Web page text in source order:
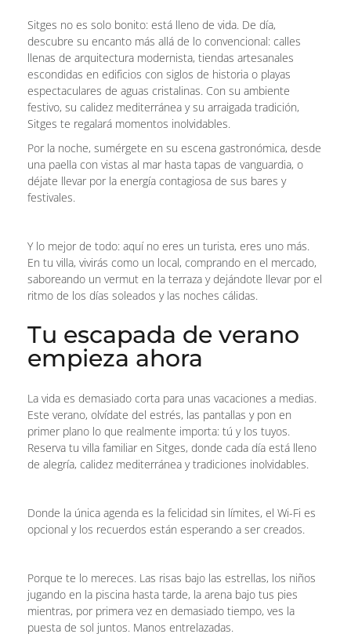
Sitges no es solo bonito: está lleno de vida. De día,
descubre su encanto más allá de lo convencional: calles
llenas de arquitectura modernista, tiendas artesanales
escondidas en edificios con siglos de historia o playas
espectaculares de aguas cristalinas. Con su ambiente
festivo, su calidez mediterránea y su arraigada tradición,
Sitges te regalará momentos inolvidables.
Por la noche, sumérgete en su escena gastronómica, desde
una paella con vistas al mar hasta tapas de vanguardia, o
déjate llevar por la energía contagiosa de sus bares y
festivales.
Y lo mejor de todo: aquí no eres un turista, eres uno más.
En tu villa, vivirás como un local, comprando en el mercado,
saboreando un vermut en la terraza y dejándote llevar por el
ritmo de los días soleados y las noches cálidas.
Tu escapada de verano
empieza ahora
La vida es demasiado corta para unas vacaciones a medias.
Este verano, olvídate del estrés, las pantallas y pon en
primer plano lo que realmente importa: tú y los tuyos.
Reserva tu villa familiar en Sitges, donde cada día está lleno
de alegría, calidez mediterránea y tradiciones inolvidables.
Donde la única agenda es la felicidad sin límites, el Wi-Fi es
opcional y los recuerdos están esperando a ser creados.
Porque te lo mereces. Las risas bajo las estrellas, los niños
jugando en la piscina hasta tarde, la arena bajo tus pies
mientras, por primera vez en demasiado tiempo, ves la
puesta de sol juntos. Manos entrelazadas.